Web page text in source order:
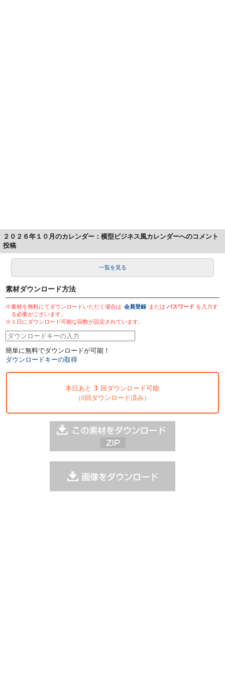
２０２６年１０月のカレンダー：横型ビジネス風カレンダーへのコメント
投稿
一覧を見る
素材ダウンロード方法
※素材を無料にてダウンロードいただく場合は 会員登録 またはパスワード を入力す
る必要がございます。
※１日にダウンロード可能な回数が設定されています。
簡単に無料でダウンロードが可能！
ダウンロードキーの取得
本日あと 3 回ダウンロード可能
（0回ダウンロード済み）